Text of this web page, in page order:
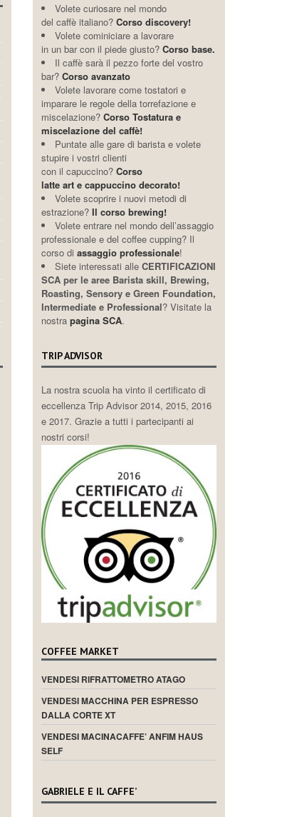
Volete curiosare nel mondo
del caffè italiano?Corso discovery!
Volete cominiciare a lavorare
in un bar con il piede giusto? Corso base.
Il caffè sarà il pezzo forte del vostro
bar? Corso avanzato
Volete lavorare come tostatori e
imparare le regole della torrefazione e
miscelazione? Corso Tostatura e
miscelazione del caffè!
Puntate alle gare di barista e volete
stupire i vostri clienti
con il capuccino? Corso
latte art e cappuccino decorato!
Volete scoprire i nuovi metodi di
estrazione? Il corso brewing!
Volete entrare nel mondo dell’assaggio
professionale e del coffee cupping? Il
corso di assaggio professionale!
Siete interessati alle CERTIFICAZIONI
SCA per le aree Barista skill, Brewing,
Roasting, Sensory e Green Foundation,
Intermediate e Professional? Visitate la
nostra pagina SCA.
TRIP ADVISOR
La nostra scuola ha vinto il certificato di
eccellenza Trip Advisor 2014, 2015, 2016
e 2017. Grazie a tutti i partecipanti ai
nostri corsi!
COFFEE MARKET
VENDESI RIFRATTOMETRO ATAGO
VENDESI MACCHINA PER ESPRESSO
DALLA CORTE XT
VENDESI MACINACAFFE’ ANFIM HAUS
SELF
GABRIELE E IL CAFFE’